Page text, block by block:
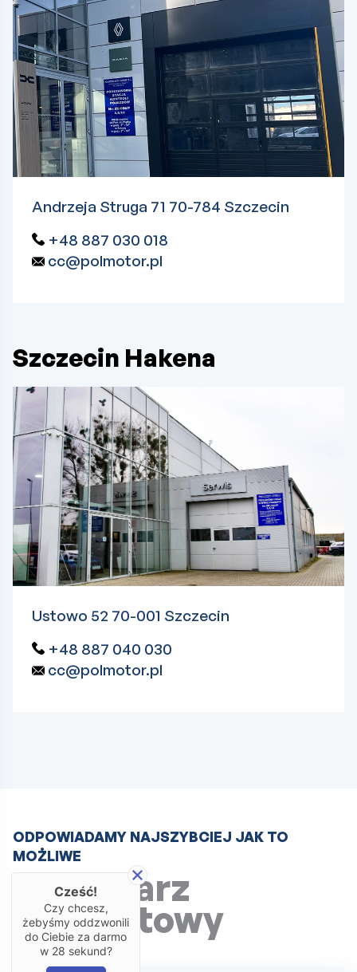
Andrzeja Struga 71 70-784 Szczecin
+48 887 030 018
cc@polmotor.pl
Szczecin Hakena
Ustowo 52 70-001 Szczecin
+48 887 040 030
cc@polmotor.pl
ODPOWIADAMY NAJSZYBCIEJ JAK TO
MOŻLIWE
Formularz
kontaktowy
Cześć!
Czy chcesz,
żebyśmy oddzwonili
do Ciebie za darmo
w 28 sekund?